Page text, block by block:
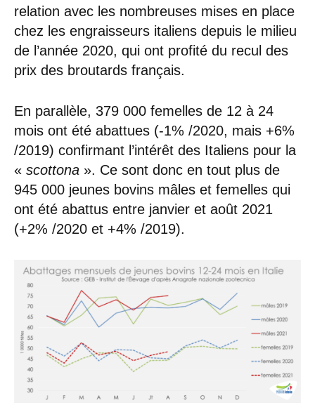
relation avec les nombreuses mises en place
chez les engraisseurs italiens depuis le milieu
de l’année 2020, qui ont profité du recul des
prix des broutards français.
En parallèle, 379 000 femelles de 12 à 24
mois ont été abattues (-1% /2020, mais +6%
/2019) confirmant l’intérêt des Italiens pour la
« scottona ». Ce sont donc en tout plus de
945 000 jeunes bovins mâles et femelles qui
ont été abattus entre janvier et août 2021
(+2% /2020 et +4% /2019).